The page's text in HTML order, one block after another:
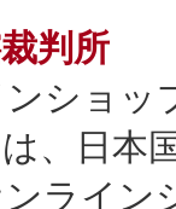
判所
ショッ
、日本
ライン